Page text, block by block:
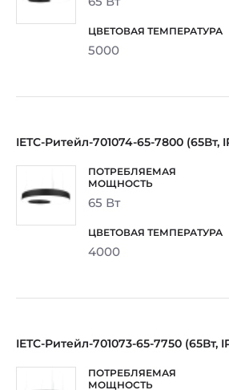
5000
IETC-Ритейл-701074-65-7800 (65Вт,
65 Вт
4000
IETC-Ритейл-701073-65-7750 (65Вт,